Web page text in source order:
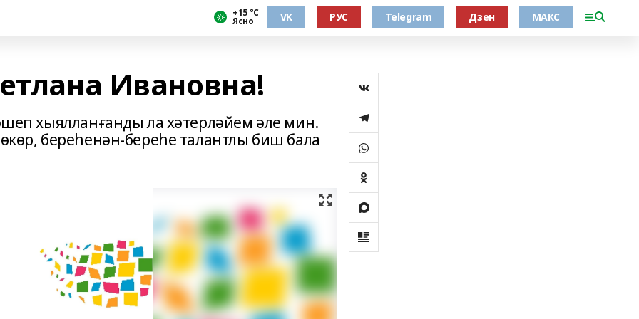
+15 °С
Ясно VK РУС Telegram Дзен МАКС
Ивановна!
хыялланғанды ла хәтерләйем әле мин.
береһенән-береһе талантлы биш бала